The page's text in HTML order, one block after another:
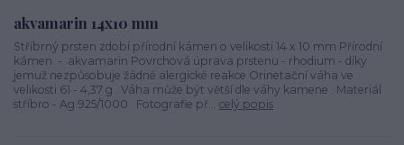
akvamarin 14x10 mm
Stříbrný prsten zdobí přírodní kámen o velikosti 14 x 10 mm Přírodní
kámen - akvamarin Povrchová úprava prstenu - rhodium - díky
jemuž nezpůsobuje žádné alergické reakce Orinetační váha ve
velikosti 61 - 4,37 g . Váha může být větší dle váhy kamene . Materiál
stříbro - Ag 925/1000 Fotografie př... celý popis